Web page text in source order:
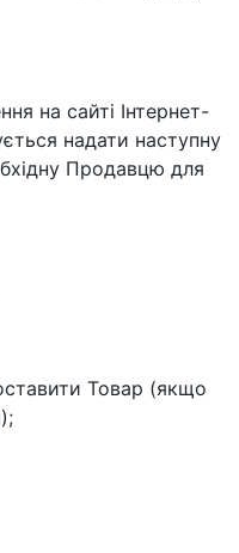
на сайті Інтернет-
надати наступну
Продавцю для
Товар (якщо